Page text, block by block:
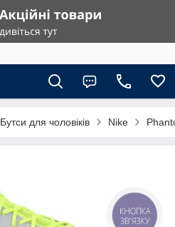
Бутси для чоловіків Nike
КНОПКА
ЗВ'ЯЗКУ